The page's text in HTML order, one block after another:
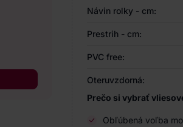
Návin rolky - cm:
Prestrih - cm:
PVC free:
Oteruvzdorná:
Prečo si vybrať
Obľúbená voľba